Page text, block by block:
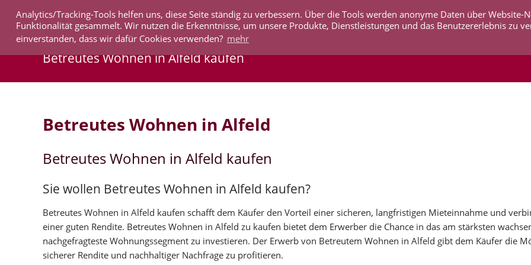
Analytics/Tracking-Tools helfen uns, diese Seite ständig zu verbessern. Über die Tools werden anonyme Daten über Website-
Funktionalität gesammelt. Wir nutzen die Erkenntnisse, um unsere Produkte, Dienstleistungen und das Benutzererlebnis zu
einverstanden, dass wir dafür Cookies verwenden? mehr
IMMOBILIEN AKTUELLES UNTERNEHMEN SERVICE
Betreutes Wohnen in Alfeld kaufen
Betreutes Wohnen in Alfeld
Betreutes Wohnen in Alfeld kaufen
Sie wollen Betreutes Wohnen in Alfeld kaufen?
Betreutes Wohnen in Alfeld kaufen schafft dem Käufer den Vorteil einer sicheren, langfristigen Mieteinnahme und
einer guten Rendite. Betreutes Wohnen in Alfeld zu kaufen bietet dem Erwerber die Chance in das am stärksten
nachgefragteste Wohnungssegment zu investieren. Der Erwerb von Betreutem Wohnen in Alfeld gibt dem Käufer die
sicherer Rendite und nachhaltiger Nachfrage zu profitieren.